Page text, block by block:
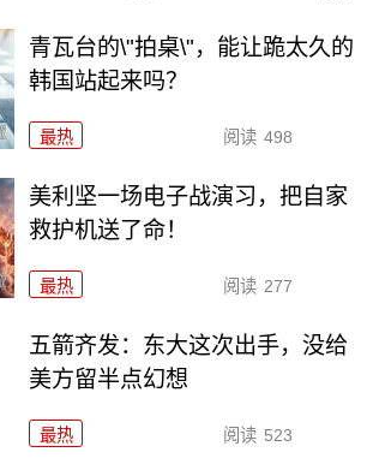
青瓦台的\"拍桌\"，能让跪太久的
韩国站起来吗？
最热 阅读 498
美利坚一场电子战演习，把自家
救护机送了命！
最热 阅读 277
五箭齐发：东大这次出手，没给
美方留半点幻想
最热 阅读 523